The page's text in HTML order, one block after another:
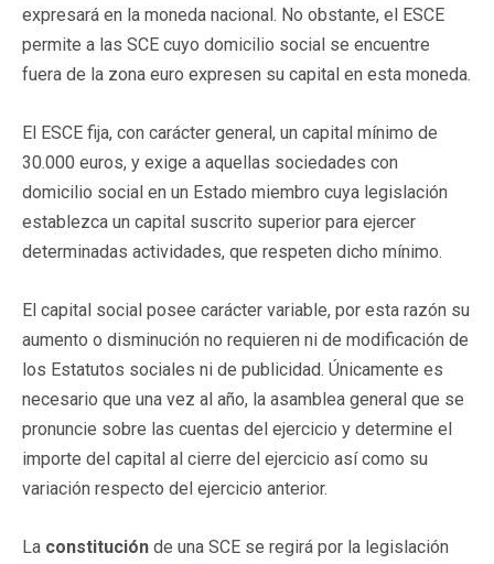
expresará en la moneda nacional. No obstante, el ESCE
permite a las SCE cuyo domicilio social se encuentre
fuera de la zona euro expresen su capital en esta moneda.
El ESCE fija, con carácter general, un capital mínimo de
30.000 euros, y exige a aquellas sociedades con
domicilio social en un Estado miembro cuya legislación
establezca un capital suscrito superior para ejercer
determinadas actividades, que respeten dicho mínimo.
El capital social posee carácter variable, por esta razón su
aumento o disminución no requieren ni de modificación de
los Estatutos sociales ni de publicidad. Únicamente es
necesario que una vez al año, la asamblea general que se
pronuncie sobre las cuentas del ejercicio y determine el
importe del capital al cierre del ejercicio así como su
variación respecto del ejercicio anterior.
La constitución de una SCE se regirá por la legislación